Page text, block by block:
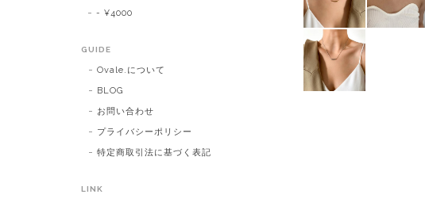
- ¥4000
GUIDE
Ovale.について
BLOG
お問い合わせ
プライバシーポリシー
特定商取引法に基づく表記
LINK